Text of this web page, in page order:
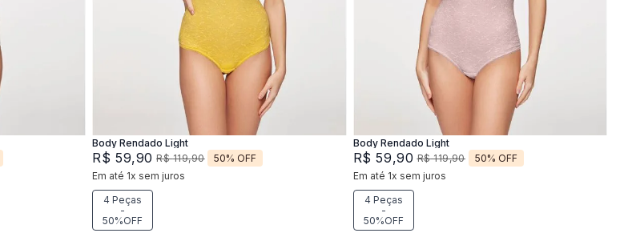
P
Adicionar na sacola
Body Rendado Light
R$ 59,90 R$ 119,90 50% OFF
Em até 1x sem juros
4 Peças
-
50%OFF
P M G
Adicionar na sacola
Body Rendado Light
R$ 59,90 R$ 119,90 50% OFF
Em até 1x sem juros
4 Peças
-
50%OFF